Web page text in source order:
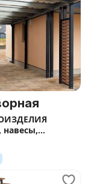
навесы,